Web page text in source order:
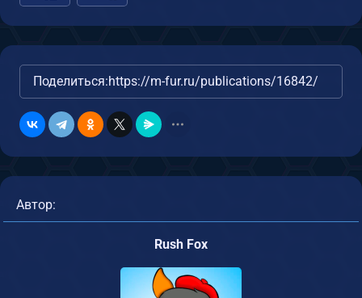
Поделиться:https://m-fur.ru/publications/16842/
Автор:
Rush Fox